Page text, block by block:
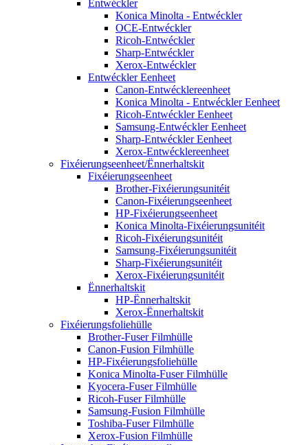
Entwéckler
Konica Minolta - Entwéckler
OCE-Entwéckler
Ricoh-Entwéckler
Sharp-Entwéckler
Xerox-Entwéckler
Entwéckler Eenheet
Canon-Entwécklereenheet
Konica Minolta - Entwéckler Eenheet
Ricoh-Entwéckler Eenheet
Samsung-Entwéckler Eenheet
Sharp-Entwéckler Eenheet
Xerox-Entwécklereenheet
Fixéierungseenheet/Ënnerhaltskit
Fixéierungseenheet
Brother-Fixéierungsunitéit
Canon-Fixéierungseenheet
HP-Fixéierungseenheet
Konica Minolta-Fixéierungsunitéit
Ricoh-Fixéierungsunitéit
Samsung-Fixéierungsunitéit
Sharp-Fixéierungsunitéit
Xerox-Fixéierungsunitéit
Ënnerhaltskit
HP-Ënnerhaltskit
Xerox-Ënnerhaltskit
Fixéierungsfoliehülle
Brother-Fuser Filmhülle
Canon-Fusion Filmhülle
HP-Fixéierungsfoliehülle
Konica Minolta-Fuser Filmhülle
Kyocera-Fuser Filmhülle
Ricoh-Fuser Filmhülle
Samsung-Fusion Filmhülle
Toshiba-Fuser Filmhülle
Xerox-Fusion Filmhülle